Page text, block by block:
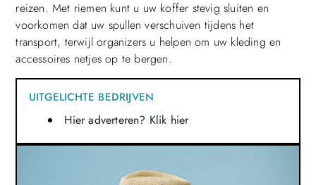
reizen. Met riemen kunt u uw koffer stevig sluiten en
voorkomen dat uw spullen verschuiven tijdens het
transport, terwijl organizers u helpen om uw kleding en
accessoires netjes op te bergen.
UITGELICHTE BEDRIJVEN
Hier adverteren? Klik hier